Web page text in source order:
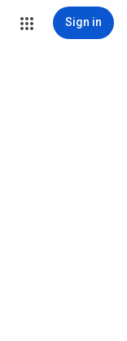
Sign in